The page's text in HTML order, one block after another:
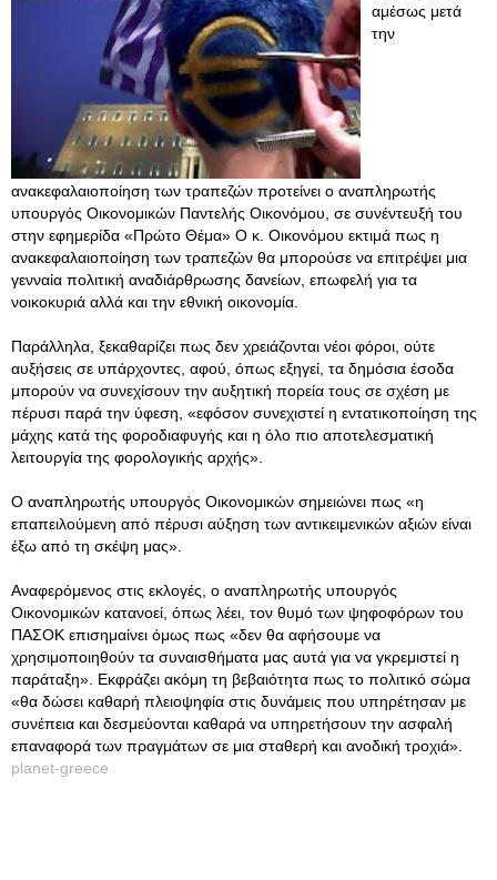
αμέσως μετά
την
ανακεφαλαιοποίηση των τραπεζών προτείνει ο αναπληρωτής
υπουργός Οικονομικών Παντελής Οικονόμου, σε συνέντευξή του
στην εφημερίδα «Πρώτο Θέμα» Ο κ. Οικονόμου εκτιμά πως η
ανακεφαλαιοποίηση των τραπεζών θα μπορούσε να επιτρέψει μια
γενναία πολιτική αναδιάρθρωσης δανείων, επωφελή για τα
νοικοκυριά αλλά και την εθνική οικονομία.
Παράλληλα, ξεκαθαρίζει πως δεν χρειάζονται νέοι φόροι, ούτε
αυξήσεις σε υπάρχοντες, αφού, όπως εξηγεί, τα δημόσια έσοδα
μπορούν να συνεχίσουν την αυξητική πορεία τους σε σχέση με
πέρυσι παρά την ύφεση, «εφόσον συνεχιστεί η εντατικοποίηση της
μάχης κατά της φοροδιαφυγής και η όλο πιο αποτελεσματική
λειτουργία της φορολογικής αρχής».
Ο αναπληρωτής υπουργός Οικονομικών σημειώνει πως «η
επαπειλούμενη από πέρυσι αύξηση των αντικειμενικών αξιών είναι
έξω από τη σκέψη μας».
Αναφερόμενος στις εκλογές, ο αναπληρωτής υπουργός
Οικονομικών κατανοεί, όπως λέει, τον θυμό των ψηφοφόρων του
ΠΑΣΟΚ επισημαίνει όμως πως «δεν θα αφήσουμε να
χρησιμοποιηθούν τα συναισθήματα μας αυτά για να γκρεμιστεί η
παράταξη». Εκφράζει ακόμη τη βεβαιότητα πως το πολιτικό σώμα
«θα δώσει καθαρή πλειοψηφία στις δυνάμεις που υπηρέτησαν με
συνέπεια και δεσμεύονται καθαρά να υπηρετήσουν την ασφαλή
επαναφορά των πραγμάτων σε μια σταθερή και ανοδική τροχιά».
planet-greece